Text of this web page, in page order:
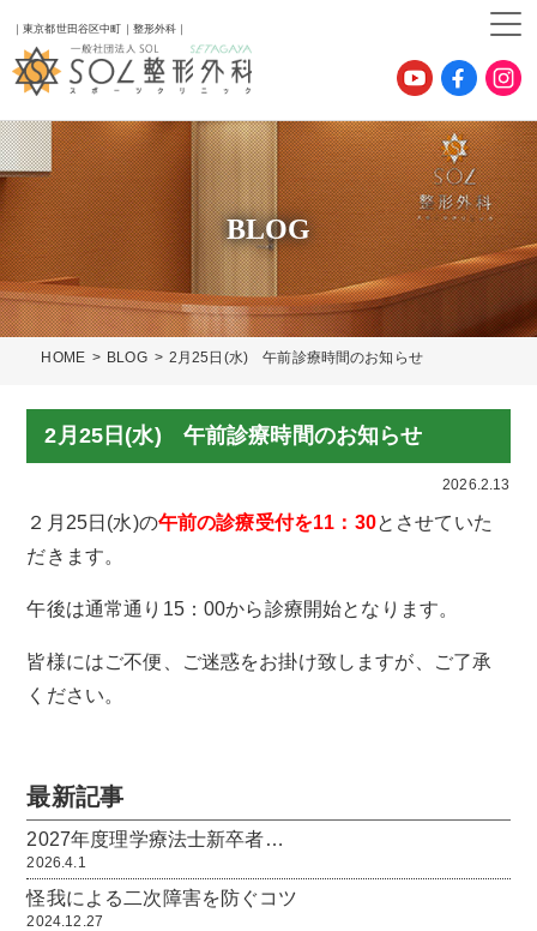
｜東京都世田谷区中町｜整形外科｜
BLOG
HOME BLOG 2月25日(水) 午前診療時間のお知らせ
2月25日(水) 午前診療時間のお知らせ
2026.2.13
２月25日(水)の午前の診療受付を11：30とさせていた
だきます。
午後は通常通り15：00から診療開始となります。
皆様にはご不便、ご迷惑をお掛け致しますが、ご了承
ください。
最新記事
2027年度理学療法士新卒者…
2026.4.1
怪我による二次障害を防ぐコツ
2024.12.27